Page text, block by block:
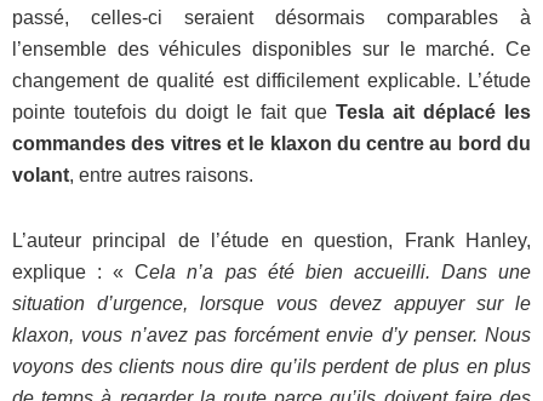
passé, celles-ci seraient désormais comparables à
l’ensemble des véhicules disponibles sur le marché. Ce
changement de qualité est difficilement explicable. L’étude
pointe toutefois du doigt le fait que Tesla ait déplacé les
commandes des vitres et le klaxon du centre au bord du
volant, entre autres raisons.
L’auteur principal de l’étude en question, Frank Hanley,
explique : « Cela n’a pas été bien accueilli. Dans une
situation d’urgence, lorsque vous devez appuyer sur le
klaxon, vous n’avez pas forcément envie d’y penser. Nous
voyons des clients nous dire qu’ils perdent de plus en plus